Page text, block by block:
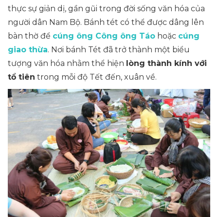
thực sự giản dị, gần gũi trong đời sống văn hóa của
người dân Nam Bộ. Bánh tét có thể được dâng lên
bàn thờ để cúng ông Công ông Táo hoặc cúng
giao thừa. Nơi bánh Tét đã trở thành một biểu
tượng văn hóa nhằm thể hiện lòng thành kính với
tổ tiên trong mỗi độ Tết đến, xuân về.